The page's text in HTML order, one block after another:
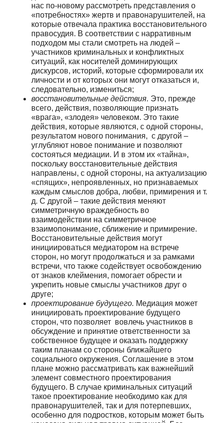
нас по-новому рассмотреть представления о
«потребностях» жертв и правонарушителей, на
которые отвечала практика восстановительного
правосудия. В соответствии с нарративным
подходом мы стали смотреть на людей –
участников криминальных и конфликтных
ситуаций, как носителей доминирующих
дискурсов, историй, которые сформировали их
личности и от которых они могут отказаться и,
следовательно, измениться;
восстановительные действия. Это, прежде
всего, действия, позволяющие признать
«врага», «злодея» человеком. Это такие
действия, которые являются, с одной стороны,
результатом нового понимания, с другой –
углубляют новое понимание и позволяют
состояться медиации. И в этом их «тайна»,
поскольку восстановительные действия
направлены, с одной стороны, на актуализацию
«спящих», непроявленных, но признаваемых
каждым смыслов добра, любви, примирения и т.
д. С другой – такие действия меняют
симметричную враждебность во
взаимодействии на симметричное
взаимопонимание, сближение и примирение.
Восстановительные действия могут
инициироваться медиатором на встрече
сторон, но могут продолжаться и за рамками
встречи, что также содействует освобождению
от знаков клеймения, помогает обрести и
укрепить новые смыслы участников друг о
друге;
проектирование будущего. Медиация может
инициировать проектирование будущего
сторон, что позволяет вовлечь участников в
обсуждение и принятие ответственности за
собственное будущее и оказать поддержку
таким планам со стороны ближайшего
социального окружения. Соглашение в этом
плане можно рассматривать как важнейший
элемент совместного проектирования
будущего. В случае криминальных ситуаций
такое проектирование необходимо как для
правонарушителей, так и для потерпевших,
особенно для подростков, которым может быть